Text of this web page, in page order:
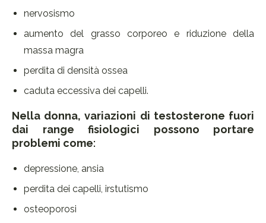
nervosismo
aumento del grasso corporeo e riduzione della
massa magra
perdita di densità ossea
caduta eccessiva dei capelli.
Nella donna, variazioni di testosterone fuori
dai range fisiologici possono portare
problemi come:
depressione, ansia
perdita dei capelli, irstutismo
osteoporosi